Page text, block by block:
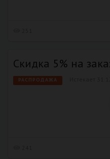
Скидка 5% на
РАСПРОДАЖА